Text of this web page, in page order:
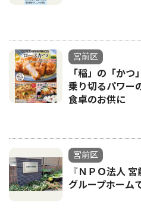
宮前区
「稲」の「か
乗り切るパワ
食卓のお供に
宮前区
『ＮＰＯ法人
グループホーム